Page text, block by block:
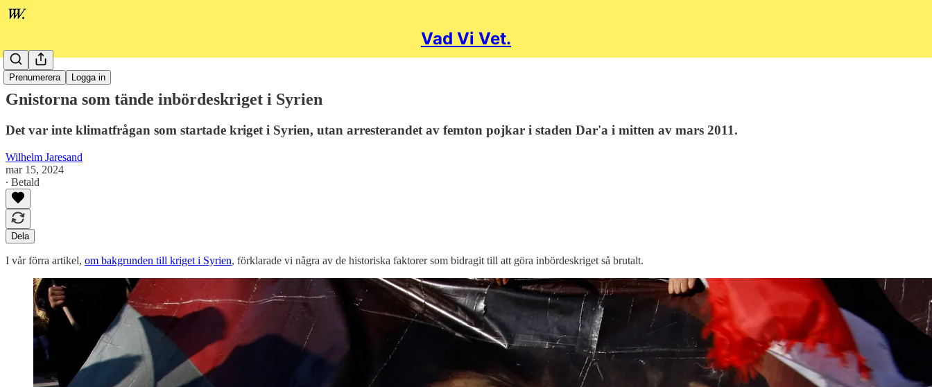
Vad Vi Vet.
Prenumerera Logga in
Politik
Gnistorna som tände inbördeskriget i Syrien
Det var inte klimatfrågan som startade kriget i Syrien, utan arresterandet av femton pojkar i staden Dar'a i mitten av mars 2011.
Wilhelm Jaresand
mar 15, 2024
∙ Betald
Dela
I vår förra artikel, om bakgrunden till kriget i Syrien, förklarade vi några av de historiska faktorer som bidragit till att göra inbördeskriget så brutalt.